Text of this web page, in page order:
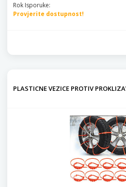
Rok Isporuke:
Provjerite dostupnost!
PLASTICNE VEZICE PROTIV